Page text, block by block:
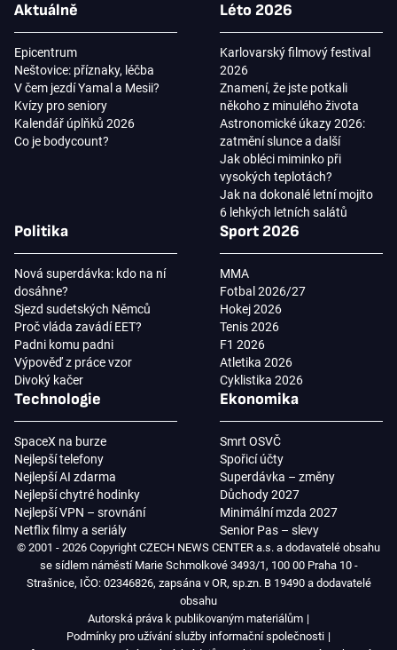
Aktuálně
Epicentrum
Neštovice: příznaky, léčba
V čem jezdí Yamal a Mesii?
Kvízy pro seniory
Kalendář úplňků 2026
Co je bodycount?
Léto 2026
Karlovarský filmový festival
2026
Znamení, že jste potkali
někoho z minulého života
Astronomické úkazy 2026:
zatmění slunce a další
Jak obléci miminko při
vysokých teplotách?
Jak na dokonalé letní mojito
6 lehkých letních salátů
Politika
Nová superdávka: kdo na ní
dosáhne?
Sjezd sudetských Němců
Proč vláda zavádí EET?
Padni komu padni
Výpověď z práce vzor
Divoký kačer
Sport 2026
MMA
Fotbal 2026/27
Hokej 2026
Tenis 2026
F1 2026
Atletika 2026
Cyklistika 2026
Technologie
SpaceX na burze
Nejlepší telefony
Nejlepší AI zdarma
Nejlepší chytré hodinky
Nejlepší VPN – srovnání
Netflix filmy a seriály
Ekonomika
Smrt OSVČ
Spořicí účty
Superdávka – změny
Důchody 2027
Minimální mzda 2027
Senior Pas – slevy
© 2001 - 2026 Copyright CZECH NEWS CENTER a.s. a dodavatelé obsahu
se sídlem náměstí Marie Schmolkové 3493/1, 100 00 Praha 10 -
Strašnice, IČO: 02346826, zapsána v OR, sp.zn. B 19490 a dodavatelé
obsahu
Autorská práva k publikovaným materiálům
Podmínky pro užívání služby informační společnosti